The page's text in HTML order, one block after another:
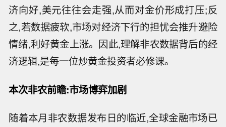
济向好,美元往往会走强,从而对金价形成打压;反
之,若数据疲软,市场对经济下行的担忧会推升避险
情绪,利好黄金上涨。因此,理解非农数据背后的经
济逻辑,是每一位炒黄金投资者必修课。
本次非农前瞻:市场博弈加剧
随着本月非农数据发布日的临近,全球金融市场已